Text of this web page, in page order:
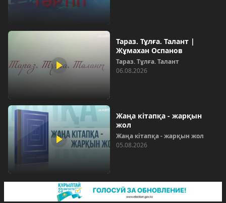
Тараз. Тұлға. Талант |
Жұмахан Оспанов
Тараз. Тұлға. Талант
06.08.2026
Жаңа кітапқа - жарқын
жол
Жаңа кітапқа - жарқын жол
05.08.2026